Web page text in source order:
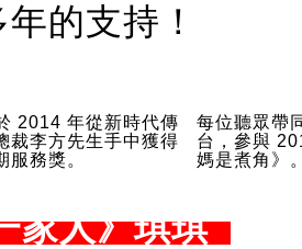
的支持！
2014 年從新時代傳
裁李方先生手中獲得
服務獎。
每位聽眾帶
台，參與
媽是煮角》
家人》琪琪